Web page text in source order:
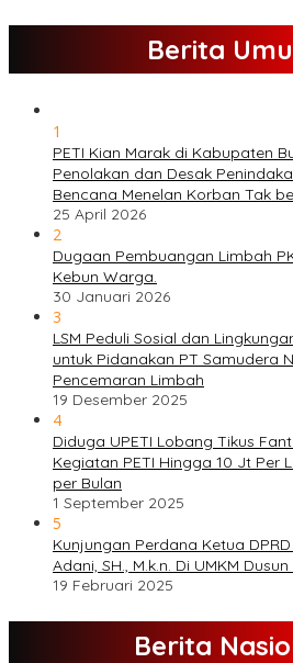
Berita
1
PETI Kian Marak di Kabupaten
Penolakan dan Desak
Bencana Menelan Korban Tak
25 April 2026
2
Dugaan Pembuangan Limbah
Kebun Warga.
30 Januari 2026
3
LSM Peduli Sosial dan
untuk Pidanakan PT Samudera
Pencemaran Limbah
19 Desember 2025
4
Diduga UPETI Lobang Tikus
Kegiatan PETI Hingga 10 Jt Per
per Bulan
1 September 2025
5
Kunjungan Perdana Ketua
Adani, SH., M.k.n. Di UMKM
19 Februari 2025
Berita